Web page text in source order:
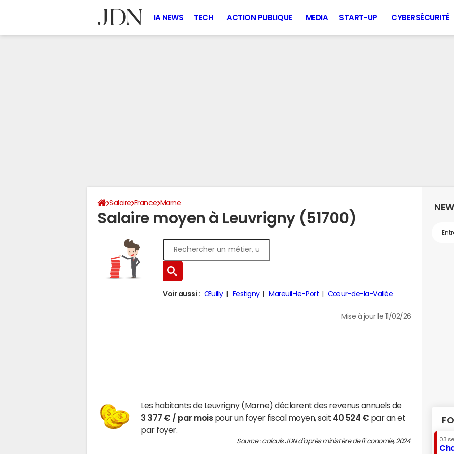
IA NEWS TECH ACTION PUBLIQUE MEDIA START-UP CYBERSÉCURITÉ
Salaire France Marne
Salaire moyen à Leuvrigny (51700)
Voir aussi : Œuilly Festigny Mareuil-le-Port Cœur-de-la-Vallée
Mise à jour le 11/02/26
Les habitants de Leuvrigny (Marne) déclarent des revenus annuels de
3 377 € / par moispour un foyer fiscal moyen, soit 40 524 € par an et
par foyer.
Source : calculs JDN d'après ministère de l'Economie, 2024 03